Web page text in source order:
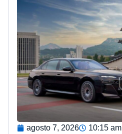
agosto 7, 2026
10:15 am